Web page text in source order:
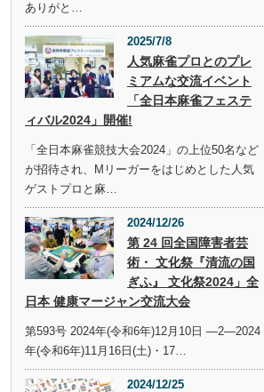
ありがと…
2025/7/8
人気麻雀プロとのプレ
ミアムな交流イベント
「全日本麻雀フェステ
ィバル2024」開催!
「全日本麻雀競技大会2024」の上位50名など
が招待され、Mリーガーをはじめとした人気
ゲストプロと麻…
2024/12/26
第 24 回全国障害者芸
術・ 文化祭『清流の国
ぎふ』 文化祭2024」全
日本 健康マージャン交流大会
第593号 2024年(令和6年)12月10日 —2—2024
年(令和6年)11月16日(土)・17…
2024/12/25